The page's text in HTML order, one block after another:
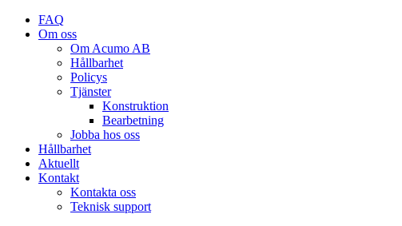
FAQ
Om oss
Om Acumo AB
Hållbarhet
Policys
Tjänster
Konstruktion
Bearbetning
Jobba hos oss
Hållbarhet
Aktuellt
Kontakt
Kontakta oss
Teknisk support